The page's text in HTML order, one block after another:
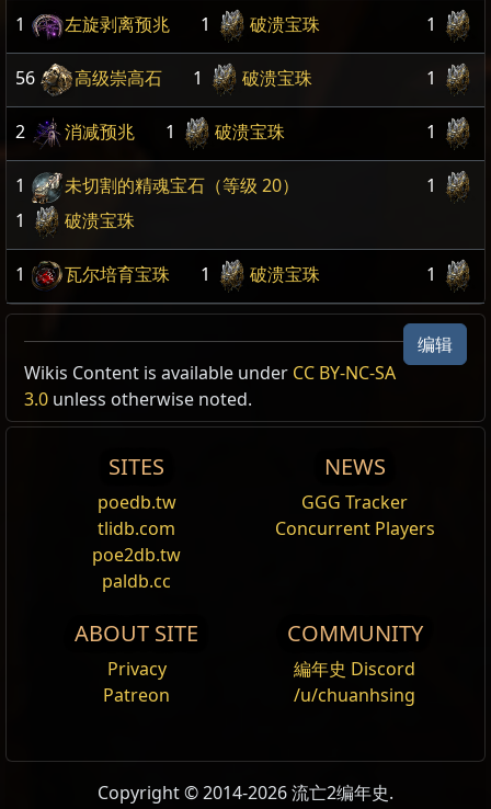
1 左旋剥离预兆 1 破溃宝珠 1
56 高级崇高石 1 破溃宝珠 1
2 消减预兆 1 破溃宝珠 1
1
未切割的精魂宝石（等级 20）
1
破溃宝珠
1
1 瓦尔培育宝珠 1 破溃宝珠 1
编辑
Wikis Content is available under CC BY-NC-SA
3.0 unless otherwise noted.
SITES
poedb.tw
tlidb.com
poe2db.tw
paldb.cc
NEWS
GGG Tracker
Concurrent Players
ABOUT SITE
Privacy
Patreon
COMMUNITY
編年史 Discord
/u/chuanhsing
Copyright © 2014-2026 流亡2编年史.